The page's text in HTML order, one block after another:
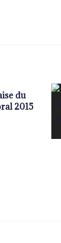
du
2015